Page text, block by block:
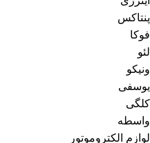
پنتاکس
فوکا
لئو
ونیکو
یوسفی
کلگی
واسطه
لوازم الکتروموتور